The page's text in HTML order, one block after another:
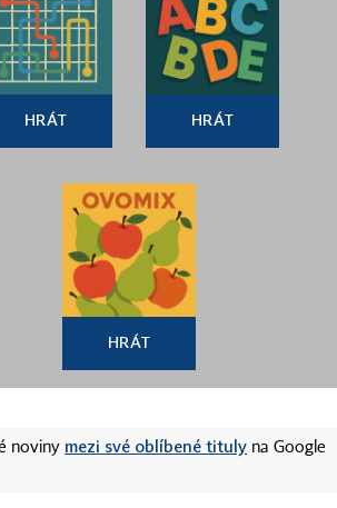
HRÁT HRÁT
HRÁT
noviny mezi své oblíbené tituly na Google